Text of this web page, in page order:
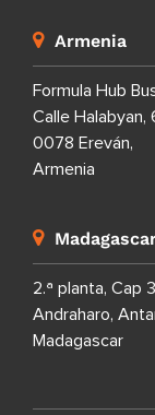
Armenia
Formula Hub
Calle Halabyan,
0078 Ereván,
Armenia
2.ª planta, Cap
Andraharo,
Madagascar